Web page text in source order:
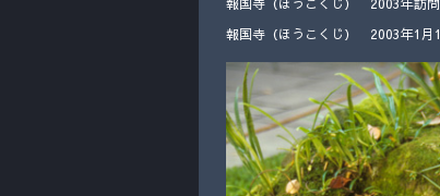
報国寺（ほうこくじ） 2003年1月